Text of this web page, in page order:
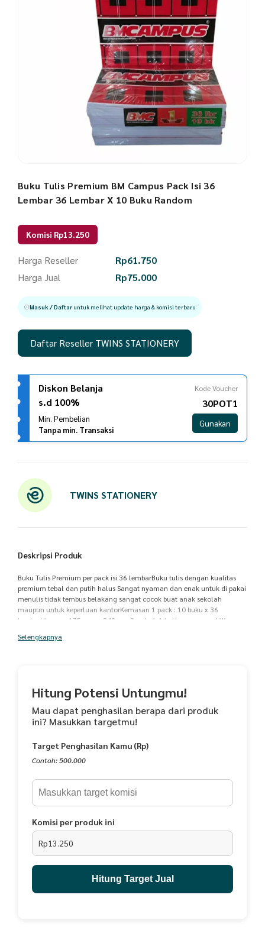
Buku Tulis Premium BM Campus Pack Isi 36
Lembar 36 Lembar X 10 Buku Random
Komisi Rp13.250
Harga Reseller Rp61.750
Harga Jual
Rp75.000
Masuk / Daftaruntuk melihat update harga & komisi terbaru
Daftar Reseller TWINS STATIONERY
Diskon Belanja
s.d 100%
Min. Pembelian
Tanpa min. Transaksi
Kode Voucher
30POT1
Gunakan
TWINS STATIONERY
Deskripsi Produk
Buku Tulis Premium per pack isi 36 lembarBuku tulis dengan kualitas
premium tebal dan putih halus Sangat nyaman dan enak untuk di pakai
menulis tidak tembus belakang sangat cocok buat anak sekolah
maupun untuk keperluan kantorKemasan 1 pack : 10 buku x 36
lembarUkuran : 175 mm x 248 mmBerat : 1,1 kgHarga per packWarna
Selengkapnya
Hitung Potensi Untungmu!
Mau dapat penghasilan berapa dari produk
ini? Masukkan targetmu!
Target Penghasilan Kamu (Rp)
Contoh: 500.000
Komisi per produk ini
Rp13.250
Hitung Target Jual